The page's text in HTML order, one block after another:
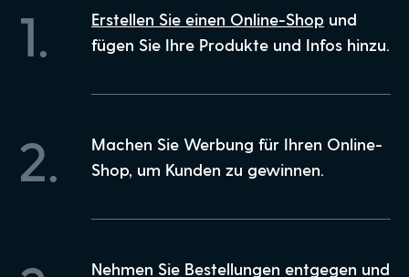
1. Erstellen Sie einen Online-Shop und
fügen Sie Ihre Produkte und Infos hinzu.
2.
Machen Sie Werbung für Ihren Online-
Shop, um Kunden zu gewinnen.
Nehmen Sie Bestellungen entgegen und